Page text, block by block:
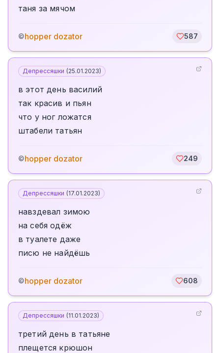
таня за мячом
©hopper dozator 587
Депрессяшки (25.01.2023)
в этот день василий
так красив и пьян
что у ног ложатся
штабели татьян
©hopper dozator 249
Депрессяшки (17.01.2023)
навздевал зимою
на себя одёж
в туалете даже
писю не найдёшь
©hopper dozator 608
Депрессяшки (11.01.2023)
третий день в татьяне
плещется крюшон